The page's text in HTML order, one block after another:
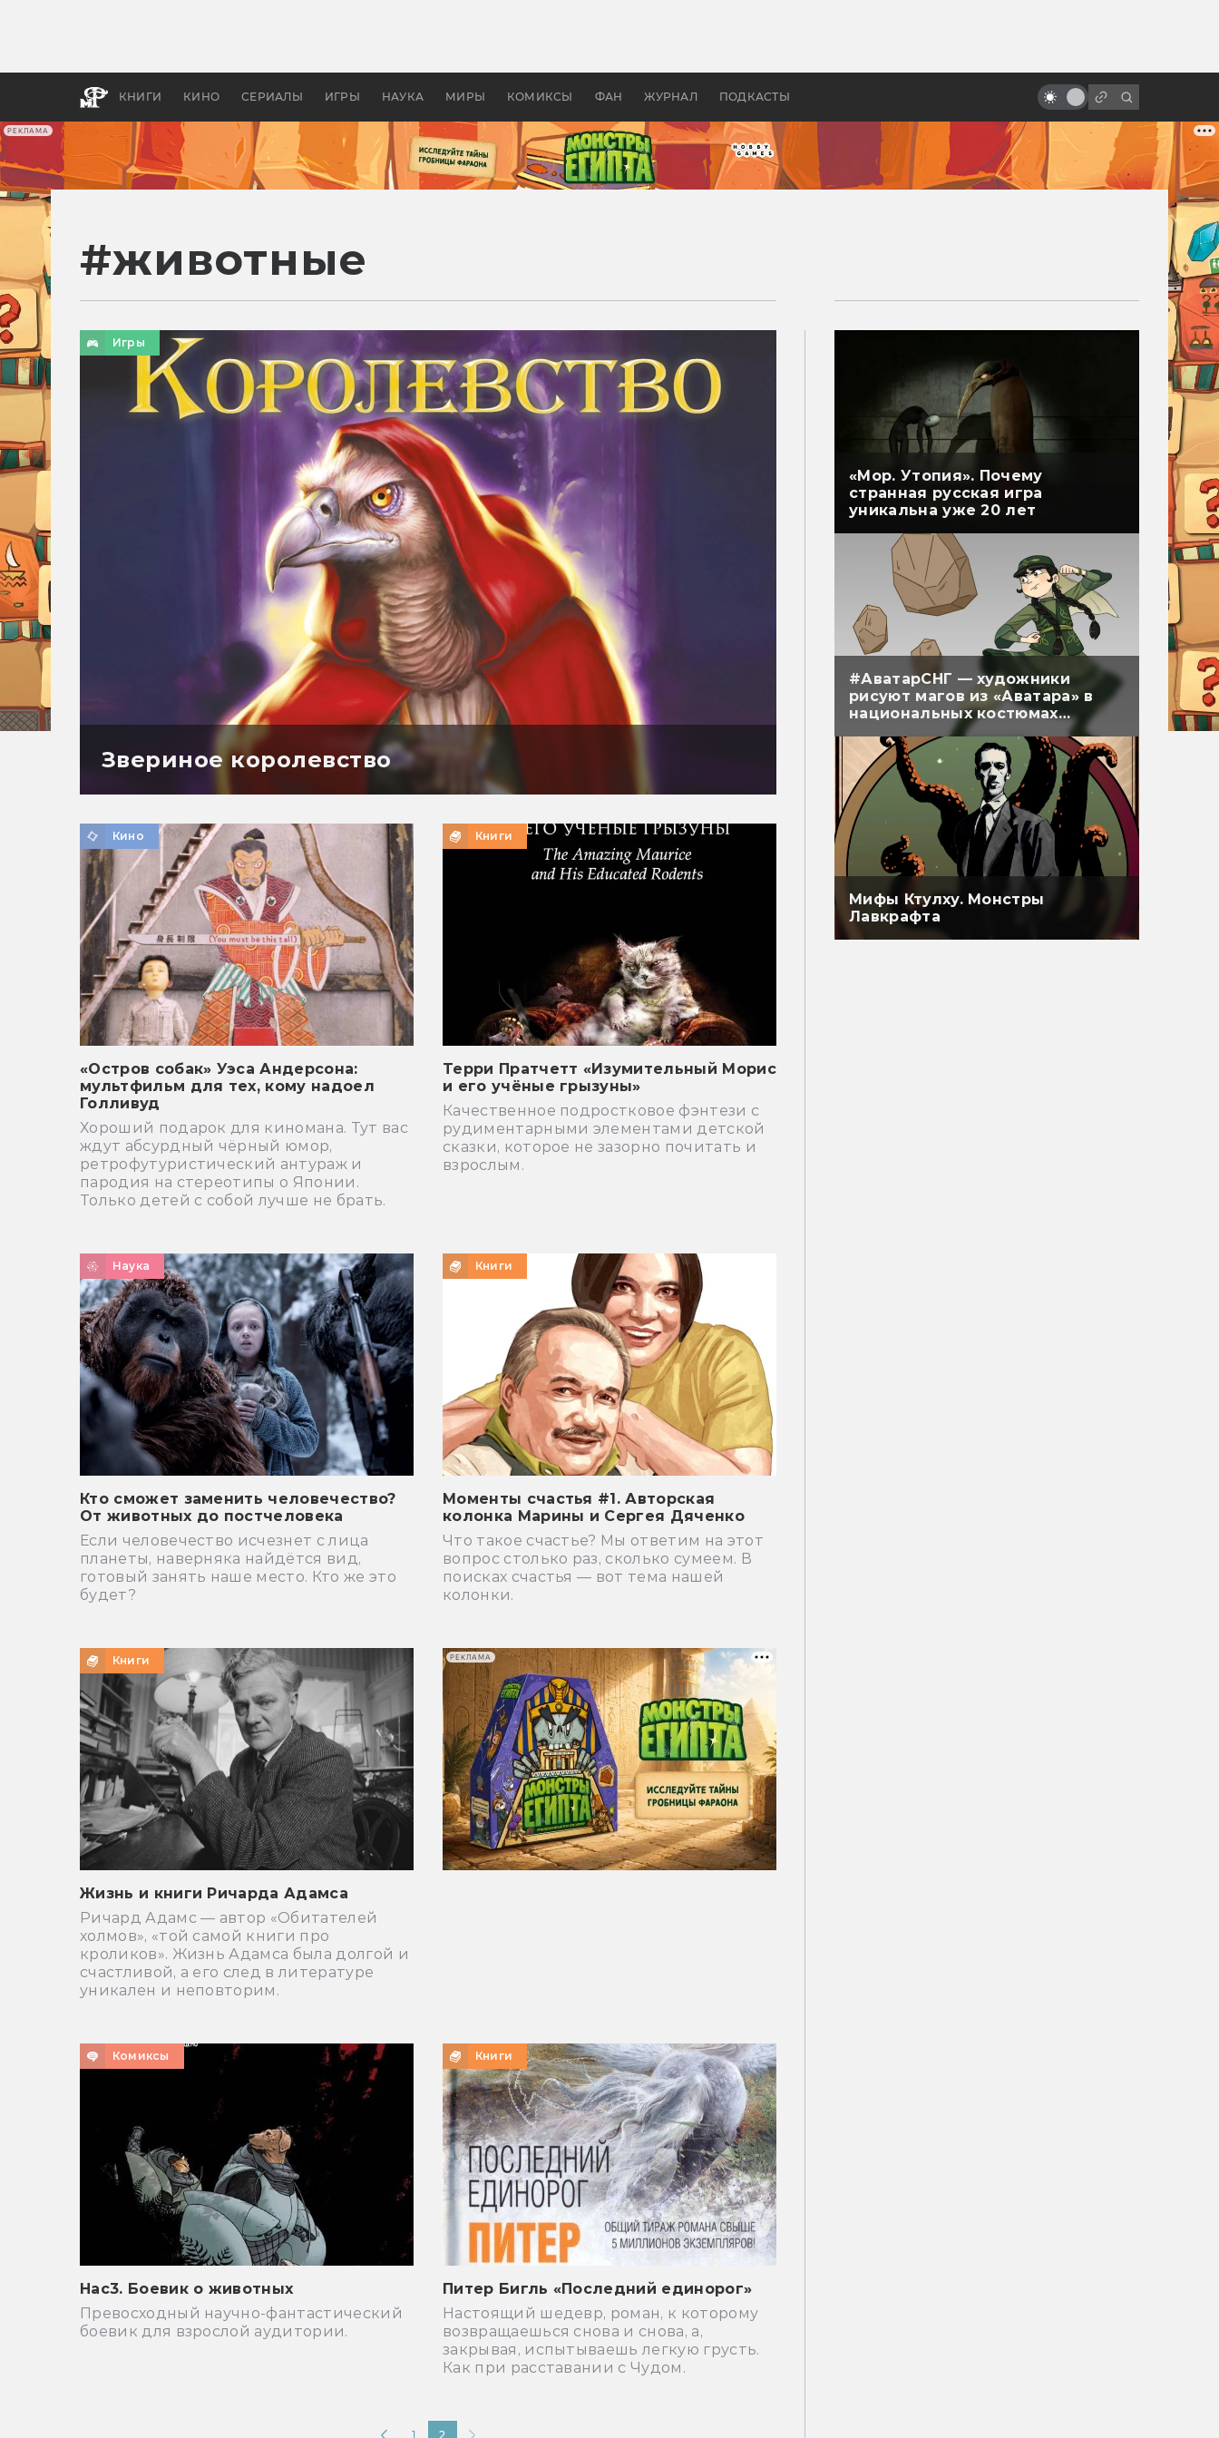
РЕКЛАМА
КНИГИ КИНО СЕРИАЛЫ ИГРЫ НАУКА МИРЫ КОМИКСЫ ФАН ЖУРНАЛ ПОДКАСТЫ
бы «Властелина колец»
Древней Грецией
с Арнольдом Шварценеггером
#животные
Игры
Звериное королевство
Кино
«Остров собак» Уэса Андерсона:
мультфильм для тех, кому надоел
Голливуд
Хороший подарок для киномана. Тут вас
ждут абсурдный чёрный юмор,
ретрофутуристический антураж и
пародия на стереотипы о Японии.
Только детей с собой лучше не брать.
Книги
Терри Пратчетт «Изумительный Морис
и его учёные грызуны»
Качественное подростковое фэнтези с
рудиментарными элементами детской
сказки, которое не зазорно почитать и
взрослым.
Наука
Кто сможет заменить человечество?
От животных до постчеловека
Если человечество исчезнет с лица
планеты, наверняка найдётся вид,
готовый занять наше место. Кто же это
будет?
Книги
Моменты счастья #1. Авторская
колонка Марины и Сергея Дяченко
Что такое счастье? Мы ответим на этот
вопрос столько раз, сколько сумеем. В
поисках счастья — вот тема нашей
колонки.
Книги
Жизнь и книги Ричарда Адамса
Ричард Адамс — автор «Обитателей
холмов», «той самой книги про
кроликов». Жизнь Адамса была долгой и
счастливой, а его след в литературе
уникален и неповторим.
Комиксы
Нас3. Боевик о животных
Превосходный научно-фантастический
боевик для взрослой аудитории.
Книги
Питер Бигль «Последний единорог»
Настоящий шедевр, роман, к которому
возвращаешься снова и снова, а,
закрывая, испытываешь легкую грусть.
Как при расставании с Чудом.
РЕКЛАМА
1 2
«Мор. Утопия». Почему
странная русская игра
уникальна уже 20 лет
#АватарСНГ — художники
рисуют магов из «Аватара» в
национальных костюмах
народов СНГ
Мифы Ктулху. Монстры
Лавкрафта